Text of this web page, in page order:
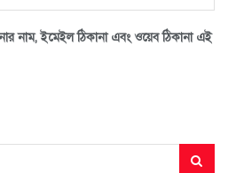
নাম, ইমেইল ঠিকানা এবং ওয়েব ঠিকানা এই